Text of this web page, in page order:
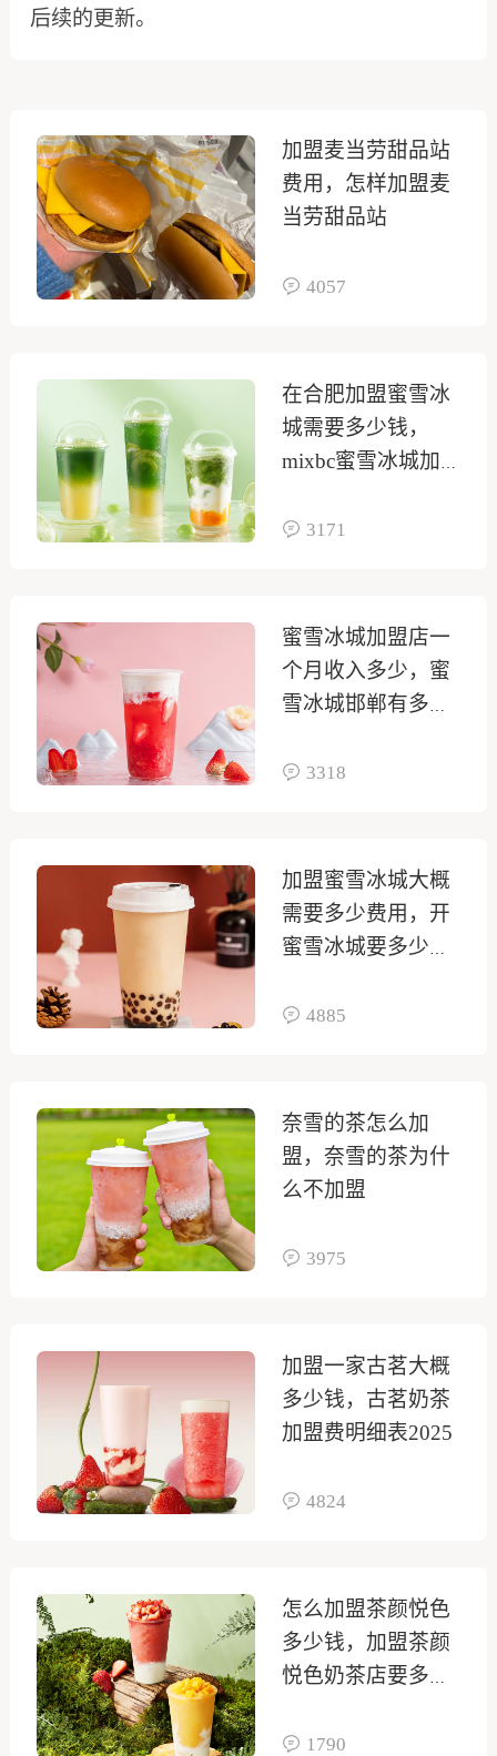
后续的更新。
加盟麦当劳甜品站
费用，怎样加盟麦
当劳甜品站
4057
在合肥加盟蜜雪冰
城需要多少钱，
mixbc蜜雪冰城加
3171
蜜雪冰城加盟店一
个月收入多少，蜜
雪冰城邯郸有多少
3318
加盟蜜雪冰城大概
需要多少费用，开
蜜雪冰城要多少钱
4885
奈雪的茶怎么加
盟，奈雪的茶为什
么不加盟
3975
加盟一家古茗大概
多少钱，古茗奶茶
加盟费明细表2025
4824
怎么加盟茶颜悦色
多少钱，加盟茶颜
悦色奶茶店要多少
1790